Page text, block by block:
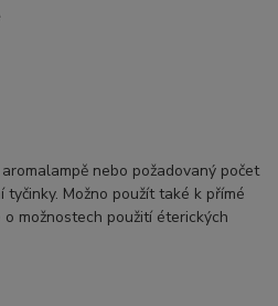
nebo požadovaný počet
Možno použít také k přímé
možnostech použití éterických